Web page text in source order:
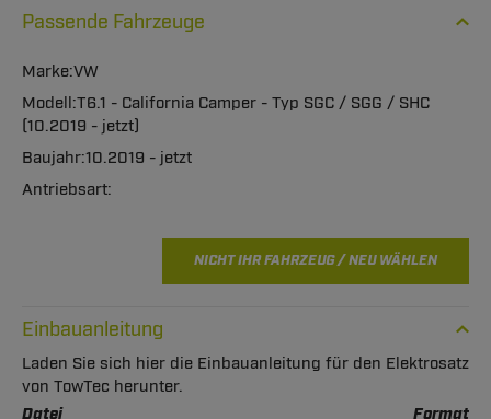
Passende Fahrzeuge
VW
T6.1 - California Camper - Typ SGC / SGG / SHC
(10.2019 - jetzt)
10.2019 - jetzt
NICHT IHR FAHRZEUG / NEU WÄHLEN
Einbauanleitung
Laden Sie sich hier die Einbauanleitung für den Elektrosatz
von TowTec herunter.
Datei Format